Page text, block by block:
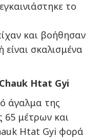
το
και βοήθησαν
σκαλισμένα
Htat Gyi
άγαλμα της
65 μέτρων και
Htat Gyi φορά